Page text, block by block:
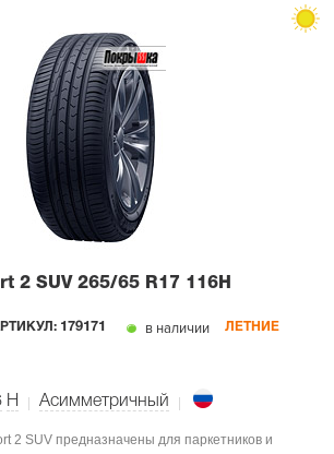
2 SUV 265/65 R17 116H
179171 в наличии ЛЕТНИЕ
H Асимметричный
2 SUV предназначены для паркетников и